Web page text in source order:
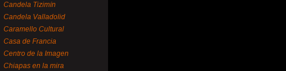
Candela Tizimín
Candela Valladolid
Caramello Cultural
Casa de Francia
Centro de la Imagen
Chiapas en la mira